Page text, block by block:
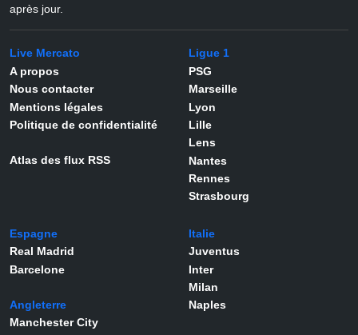
après jour.
Live Mercato
A propos
Nous contacter
Mentions légales
Politique de confidentialité
Atlas des flux RSS
Ligue 1
PSG
Marseille
Lyon
Lille
Lens
Nantes
Rennes
Strasbourg
Espagne
Real Madrid
Barcelone
Angleterre
Manchester City
Italie
Juventus
Inter
Milan
Naples